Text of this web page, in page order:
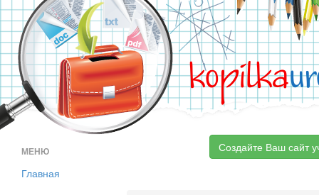
kopilka
МЕНЮ
Главная
Создайте Ваш сайт